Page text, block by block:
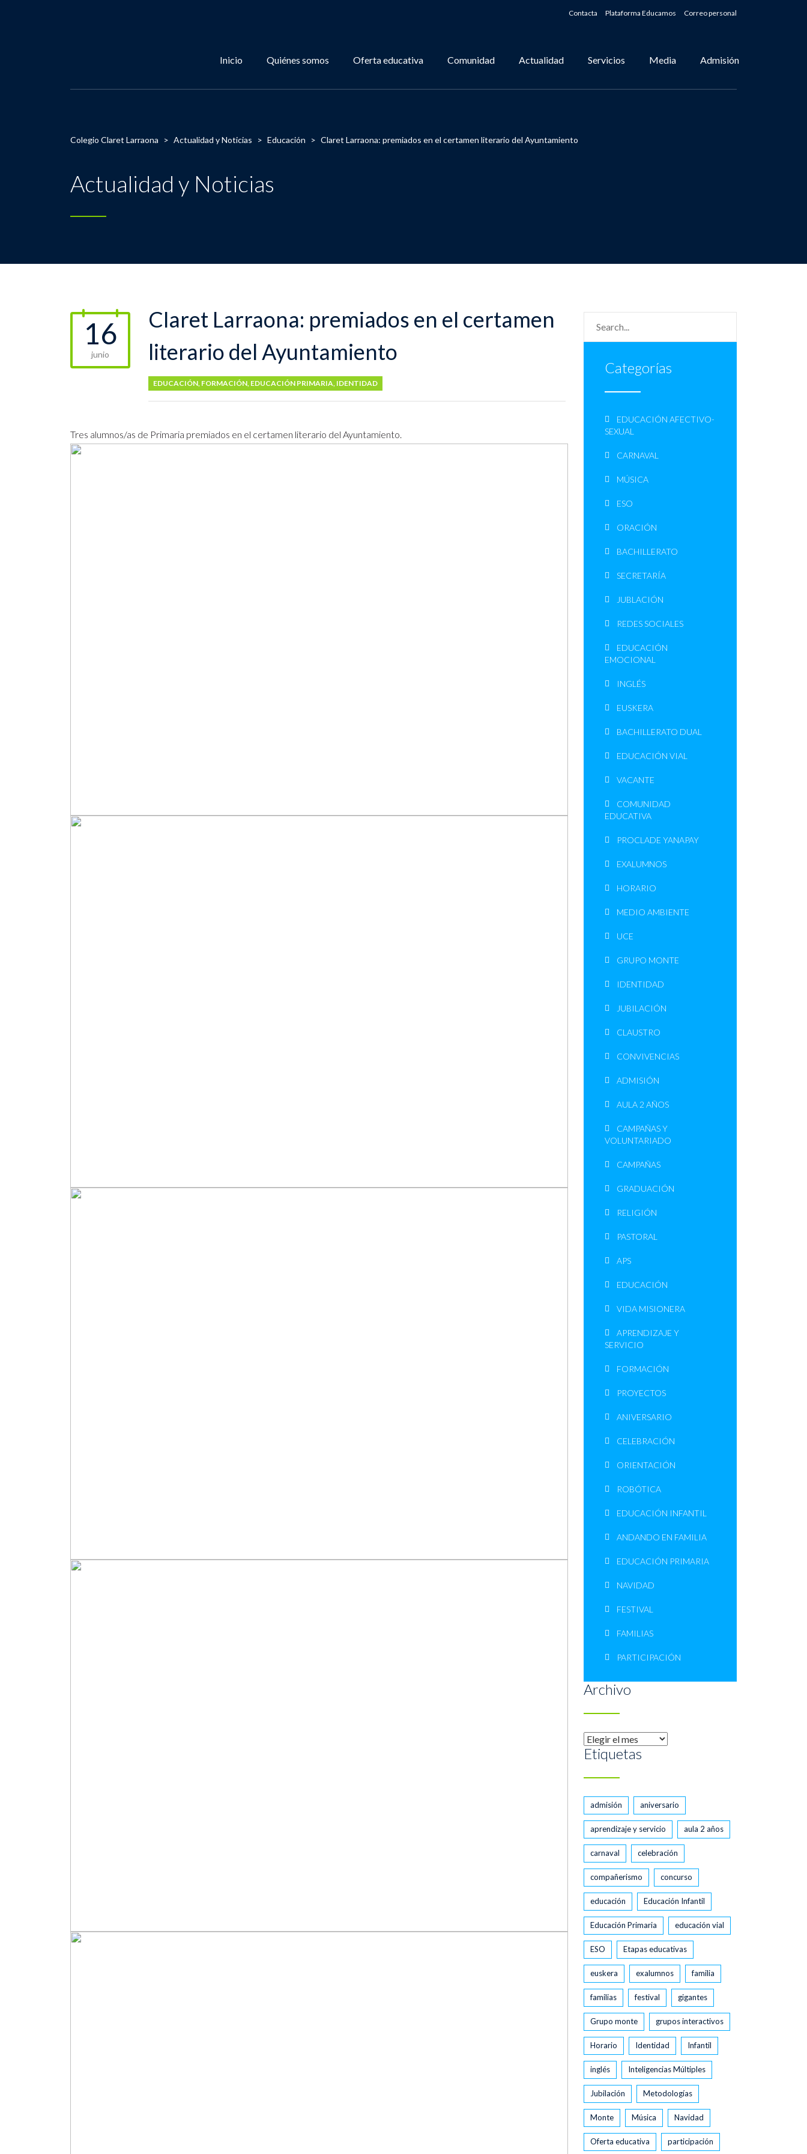
Contacta Plataforma Educamos Correo personal
Inicio Quiénes somos Oferta educativa Comunidad Actualidad Servicios Media Admisión
Colegio Claret Larraona > Actualidad y Noticias > Educación > Claret Larraona: premiados en el certamen literario del Ayuntamiento
Actualidad y Noticias
16
junio
Claret Larraona: premiados en el certamen
literario del Ayuntamiento
EDUCACIÓN, FORMACIÓN, EDUCACIÓN PRIMARIA, IDENTIDAD
Tres alumnos/as de Primaria premiados en el certamen literario del Ayuntamiento.
Categorías
EDUCACIÓN AFECTIVO-
SEXUAL
CARNAVAL
MÚSICA
ESO
ORACIÓN
BACHILLERATO
SECRETARÍA
JUBLACIÓN
REDES SOCIALES
EDUCACIÓN
EMOCIONAL
INGLÉS
EUSKERA
BACHILLERATO DUAL
EDUCACIÓN VIAL
VACANTE
COMUNIDAD
EDUCATIVA
PROCLADE YANAPAY
EXALUMNOS
HORARIO
MEDIO AMBIENTE
UCE
GRUPO MONTE
IDENTIDAD
JUBILACIÓN
CLAUSTRO
CONVIVENCIAS
ADMISIÓN
AULA 2 AÑOS
CAMPAÑAS Y
VOLUNTARIADO
CAMPAÑAS
GRADUACIÓN
RELIGIÓN
PASTORAL
APS
EDUCACIÓN
VIDA MISIONERA
APRENDIZAJE Y
SERVICIO
FORMACIÓN
PROYECTOS
ANIVERSARIO
CELEBRACIÓN
ORIENTACIÓN
ROBÓTICA
EDUCACIÓN INFANTIL
ANDANDO EN FAMILIA
EDUCACIÓN PRIMARIA
NAVIDAD
FESTIVAL
FAMILIAS
PARTICIPACIÓN
Archivo
Archivo
Etiquetas
admisión aniversario
aprendizaje y servicio aula 2 años
carnaval celebración
compañerismo concurso
educación Educación Infantil
Educación Primaria educación vial
ESO Etapas educativas
euskera exalumnos familia
familias festival gigantes
Grupo monte grupos interactivos
Horario Identidad Infantil
inglés Inteligencias Múltiples
Jubilación Metodologías
Monte Música Navidad
Oferta educativa participación